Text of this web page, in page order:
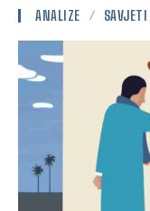
ANALIZE SAVJETI